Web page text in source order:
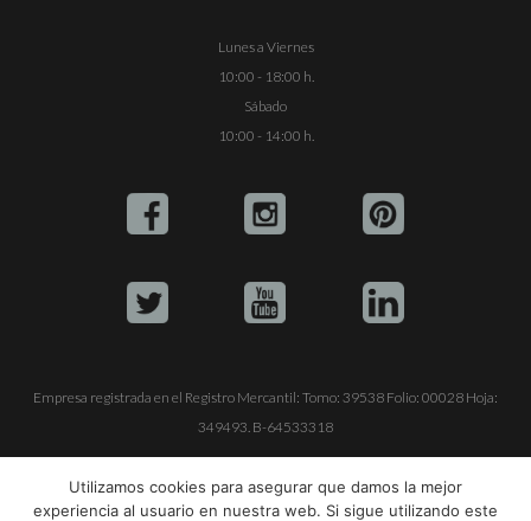
Lunes a Viernes
10:00 - 18:00 h.
Sábado
10:00 - 14:00 h.
Empresa registrada en el Registro Mercantil: Tomo: 39538 Folio: 00028 Hoja:
349493. B-64533318
Utilizamos cookies para asegurar que damos la mejor
experiencia al usuario en nuestra web. Si sigue utilizando este